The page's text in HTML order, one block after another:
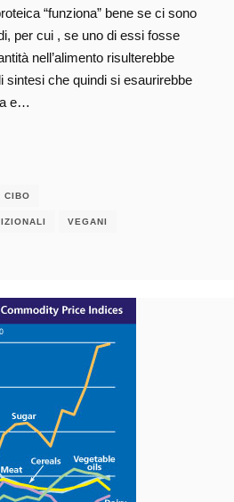
“funziona” bene se ci sono
per cui , se uno di essi fosse
nell’alimento risulterebbe
sintesi che quindi si esaurirebbe
e…
CIBO
VEGANI